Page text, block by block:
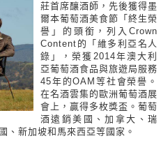
莊首席釀酒師，先後獲得墨
爾本葡萄酒美食節「終生榮
譽」的頭銜，列入Crown
Content的「維多利亞名人
錄」，榮獲2014年澳大利
亞葡萄酒食品與旅遊局服務
45年的OAM等社會榮譽。
在名酒雲集的歐洲葡萄酒展
會上，贏得多枚獎盃。葡萄
酒遠銷美國、加拿大、瑞
、新加坡和馬來西亞等國家。